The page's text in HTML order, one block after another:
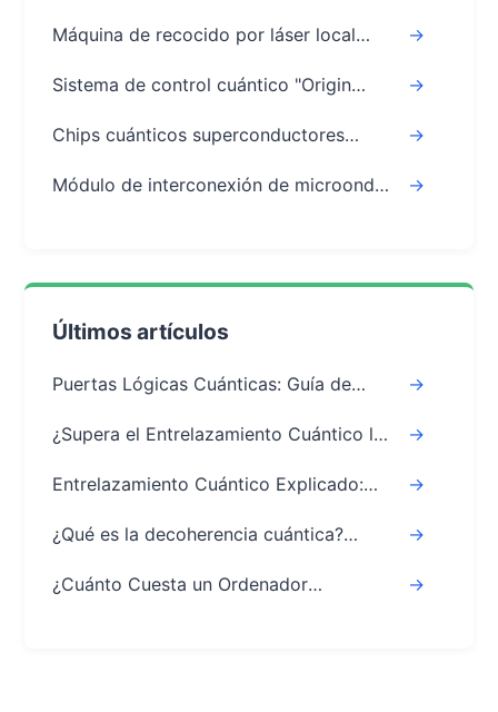
Máquina de recocido por láser local
->
Sistema de control cuántico "Origin
->
Chips cuánticos superconductores
->
Módulo de interconexión de microondas
->
Últimos artículos
Puertas Lógicas Cuánticas: Guía de
->
¿Supera el Entrelazamiento Cuántico la
->
Entrelazamiento Cuántico Explicado:
->
¿Qué es la decoherencia cuántica?
->
¿Cuánto Cuesta un Ordenador
->